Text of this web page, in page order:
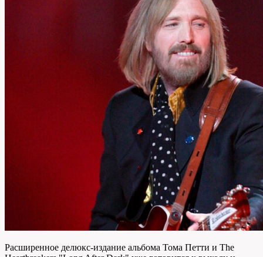
Расширенное делюкс-издание альбома Тома Петти и The